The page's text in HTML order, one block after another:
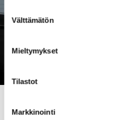
valinta
Välttämätön
Mieltymykset
Tilastot
Markkinointi